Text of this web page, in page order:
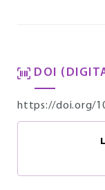
DOI
https://doi.org/